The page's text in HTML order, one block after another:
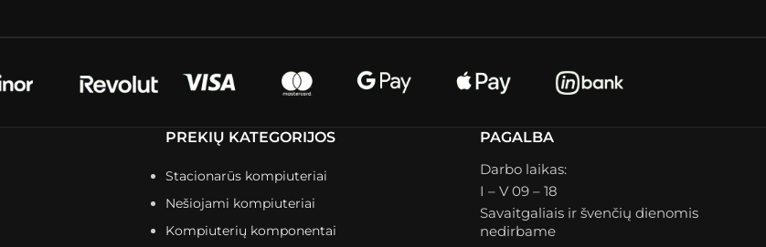
PREKIŲ KATEGORIJOS
Stacionarūs kompiuteriai
Nešiojami kompiuteriai
Kompiuterių komponentai
PAGALBA
Darbo laikas:
I – V 09 – 18
Savaitgaliais ir švenčių dienomis
nedirbame